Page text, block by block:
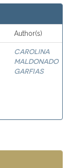
Author(s)
CAROLINA
MALDONADO
GARFIAS